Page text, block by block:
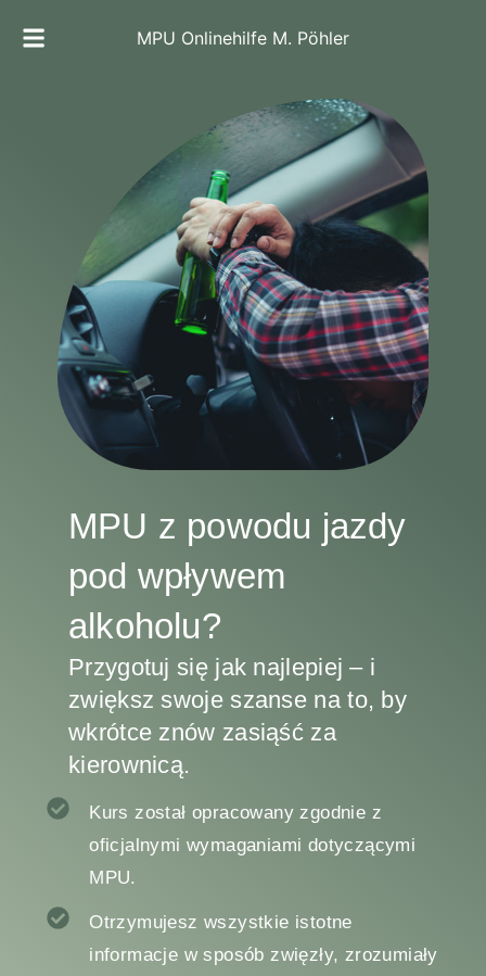
MPU Onlinehilfe M. Pöhler
MPU z powodu jazdy
pod wpływem
alkoholu?
Przygotuj się jak najlepiej – i
zwiększ swoje szanse na to, by
wkrótce znów zasiąść za
kierownicą.
Kurs został opracowany zgodnie z
oficjalnymi wymaganiami dotyczącymi
MPU.
Otrzymujesz wszystkie istotne
informacje w sposób zwięzły, zrozumiały